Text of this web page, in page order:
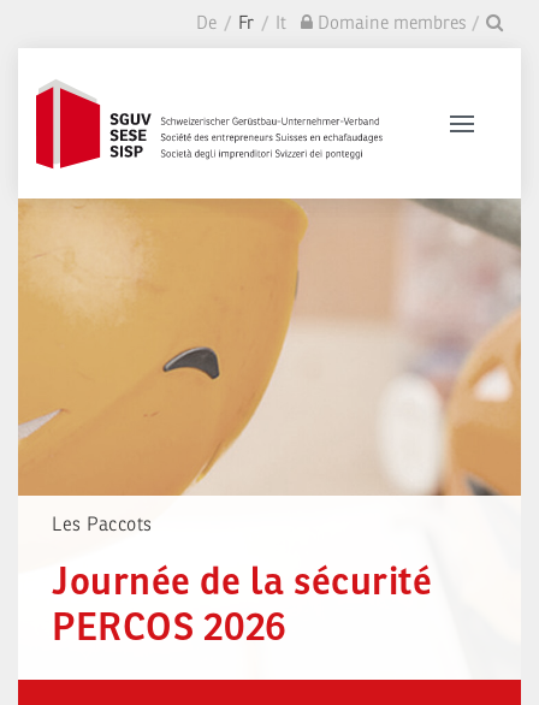
Domaine membres
De Fr It
Les Paccots
Journée de la sécurité
PERCOS 2026